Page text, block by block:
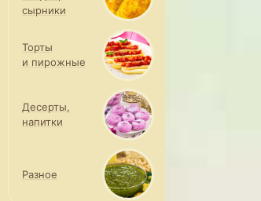
сырники
Торты
и пирожные
Десерты,
напитки
Разное